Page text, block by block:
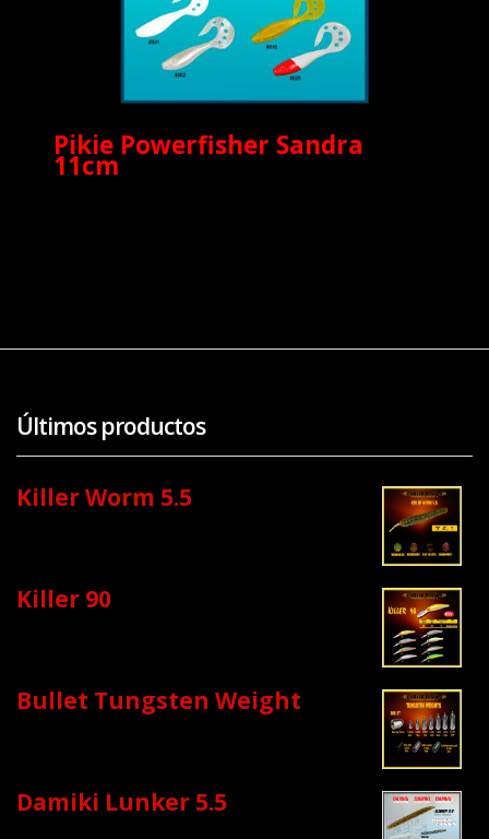
Pikie Powerfisher Sandra
11cm
Últimos productos
Killer Worm 5.5
Killer 90
Bullet Tungsten Weight
Damiki Lunker 5.5